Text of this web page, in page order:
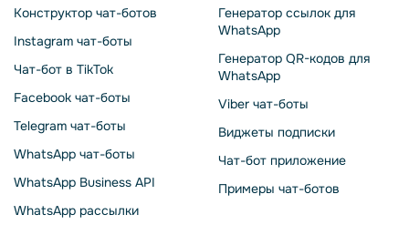
Конструктор чат-ботов
Instagram чат-боты
Чат-бот в TikTok
Facebook чат-боты
Telegram чат-боты
WhatsApp чат-боты
WhatsApp Business API
WhatsApp рассылки
Генератор ссылок для
WhatsApp
Генератор QR-кодов для
WhatsApp
Viber чат-боты
Виджеты подписки
Чат-бот приложение
Примеры чат-ботов